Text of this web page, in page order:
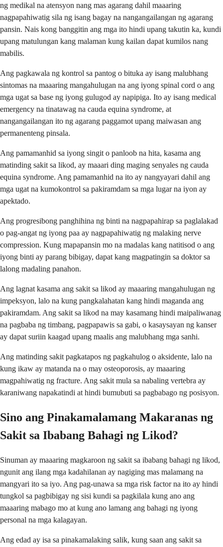
ng medikal na atensyon nang mas agarang dahil maaaring
nagpapahiwatig sila ng isang bagay na nangangailangan ng agarang
pansin. Nais kong banggitin ang mga ito hindi upang takutin ka, kundi
upang matulungan kang malaman kung kailan dapat kumilos nang
mabilis.
Ang pagkawala ng kontrol sa pantog o bituka ay isang malubhang
sintomas na maaaring mangahulugan na ang iyong spinal cord o ang
mga ugat sa base ng iyong gulugod ay napipiga. Ito ay isang medical
emergency na tinatawag na cauda equina syndrome, at
nangangailangan ito ng agarang paggamot upang maiwasan ang
permanenteng pinsala.
Ang pamamanhid sa iyong singit o panloob na hita, kasama ang
matinding sakit sa likod, ay maaari ding maging senyales ng cauda
equina syndrome. Ang pamamanhid na ito ay nangyayari dahil ang
mga ugat na kumokontrol sa pakiramdam sa mga lugar na iyon ay
apektado.
Ang progresibong panghihina ng binti na nagpapahirap sa paglalakad
o pag-angat ng iyong paa ay nagpapahiwatig ng malaking nerve
compression. Kung mapapansin mo na madalas kang natitisod o ang
iyong binti ay parang bibigay, dapat kang magpatingin sa doktor sa
lalong madaling panahon.
Ang lagnat kasama ang sakit sa likod ay maaaring mangahulugan ng
impeksyon, lalo na kung pangkalahatan kang hindi maganda ang
pakiramdam. Ang sakit sa likod na may kasamang hindi maipaliwanag
na pagbaba ng timbang, pagpapawis sa gabi, o kasaysayan ng kanser
ay dapat suriin kaagad upang maalis ang malubhang mga sanhi.
Ang matinding sakit pagkatapos ng pagkahulog o aksidente, lalo na
kung ikaw ay matanda na o may osteoporosis, ay maaaring
magpahiwatig ng fracture. Ang sakit mula sa nabaling vertebra ay
karaniwang napakatindi at hindi bumubuti sa pagbabago ng posisyon.
Sino ang Pinakamalamang Makaranas ng
Sakit sa Ibabang Bahagi ng Likod?
Sinuman ay maaaring magkaroon ng sakit sa ibabang bahagi ng likod,
ngunit ang ilang mga kadahilanan ay nagiging mas malamang na
mangyari ito sa iyo. Ang pag-unawa sa mga risk factor na ito ay hindi
tungkol sa pagbibigay ng sisi kundi sa pagkilala kung ano ang
maaaring mabago mo at kung ano lamang ang bahagi ng iyong
personal na mga kalagayan.
Ang edad ay isa sa pinakamalaking salik, kung saan ang sakit sa